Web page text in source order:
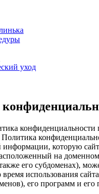
уход
конфиденциальности
которую
на
его субдоменах),
время использования
его программ и его